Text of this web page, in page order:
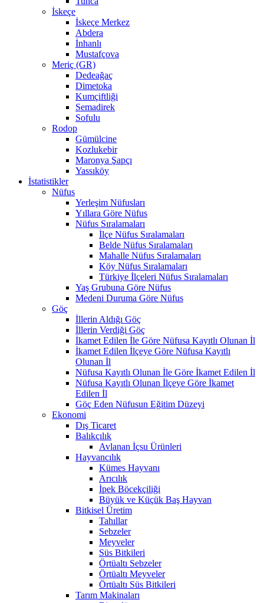
İskeçe
İskeçe Merkez
Abdera
İnhanlı
Mustafçova
Meriç (GR)
Dedeağaç
Dimetoka
Kumçiftliği
Semadirek
Sofulu
Rodop
Gümülcine
Kozlukebir
Maronya Şapçı
Yassıköy
İstatistikler
Nüfus
Yerleşim Nüfusları
Yıllara Göre Nüfus
Nüfus Sıralamaları
İlçe Nüfus Sıralamaları
Belde Nüfus Sıralamaları
Mahalle Nüfus Sıralamaları
Köy Nüfus Sıralamaları
Türkiye İlçeleri Nüfus Sıralamaları
Yaş Grubuna Göre Nüfus
Medeni Duruma Göre Nüfus
Göç
İllerin Aldığı Göç
İllerin Verdiği Göç
İkamet Edilen İle Göre Nüfusa Kayıtlı Olunan İl
İkamet Edilen İlçeye Göre Nüfusa Kayıtlı
Olunan İl
Nüfusa Kayıtlı Olunan İle Göre İkamet Edilen İl
Nüfusa Kayıtlı Olunan İlçeye Göre İkamet
Edilen İl
Göç Eden Nüfusun Eğitim Düzeyi
Ekonomi
Dış Ticaret
Balıkçılık
Avlanan İçsu Ürünleri
Hayvancılık
Kümes Hayvanı
Arıcılık
İpek Böcekçiliği
Büyük ve Küçük Baş Hayvan
Bitkisel Üretim
Tahıllar
Sebzeler
Meyveler
Süs Bitkileri
Örtüaltı Sebzeler
Örtüaltı Meyveler
Örtüaltı Süs Bitkileri
Tarım Makinaları